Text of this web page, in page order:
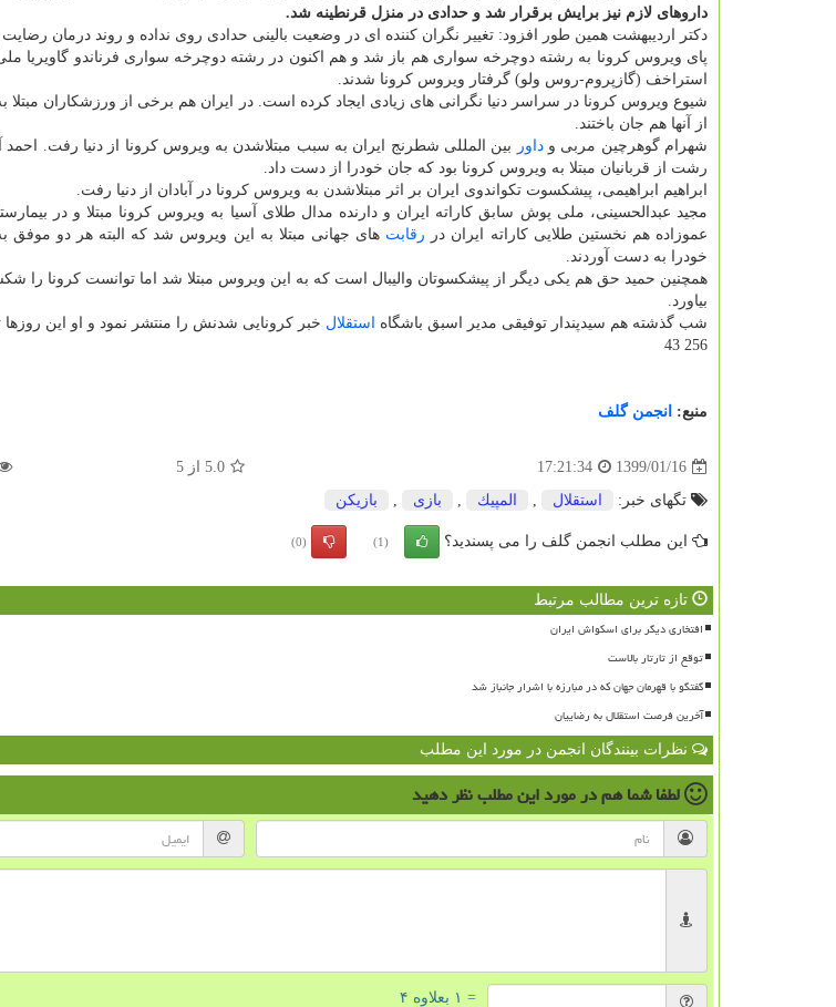
داروهای لازم نیز برایش برقرار شد و حدادی در منزل قرنطینه شد.
دكتر اردیبهشت همین طور افزود: تغییر نگران كننده ای در وضعیت بالینی حدادی روی نداده و روند درمان
پای ویروس كرونا به رشته دوچرخه سواری هم باز شد و هم اكنون در رشته دوچرخه سواری فرناندو گاویریا
استراخف (گازپروم-روس ولو) گرفتار ویروس كرونا شدند.
شیوع ویروس كرونا در سراسر دنیا نگرانی های زیادی ایجاد كرده است. در ایران هم برخی از ورزشكاران
از آنها هم جان باختند.
شهرام گوهرچین مربی وداور
بین المللی شطرنج ایران به سبب مبتلاشدن به ویروس كرونا از دنیا رفت.
رشت از قربانیان مبتلا به ویروس كرونا بود كه جان خودرا از دست داد.
ابراهیم ابراهیمی، پیشكسوت تكواندوی ایران بر اثر مبتلاشدن به ویروس كرونا در آبادان از دنیا رفت.
مجید عبدالحسینی، ملی پوش سابق كاراته ایران و دارنده مدال طلای آسیا به ویروس كرونا مبتلا و در
عموزاده هم نخستین طلایی كاراته ایران در رقابت های جهانی مبتلا به این ویروس شد كه البته هر دو
خودرا به دست آوردند.
همچنین حمید حق هم یكی دیگر از پیشكسوتان والیبال است كه به این ویروس مبتلا شد اما توانست كرونا را
بیاورد.
شب گذشته هم سیدپندار توفیقی مدیر اسبق باشگاه استقلال خبر كرونایی شدنش را منتشر نمود و او این
256 43
منبع: انجمن گلف
1399/01/16
17:21:34
5.0 از5
تگهای خبر: استقلال , المپیك , بازی , بازیكن
این مطلب انجمن گلف را می پسندید؟ (1)
(0)
تازه ترین مطالب مرتبط
افتخاری دیگر برای اسکواش ایران
توقع از تارتار بالاست
گفتگو با قهرمان جهان که در مبارزه با اشرار جانباز شد
آخرین فرصت استقلال به رضاییان
نظرات بینندگان انجمن در مورد این مطلب
لطفا شما همدر مورد این مطلبنظر دهید
= ۱ بعلاوه ۴